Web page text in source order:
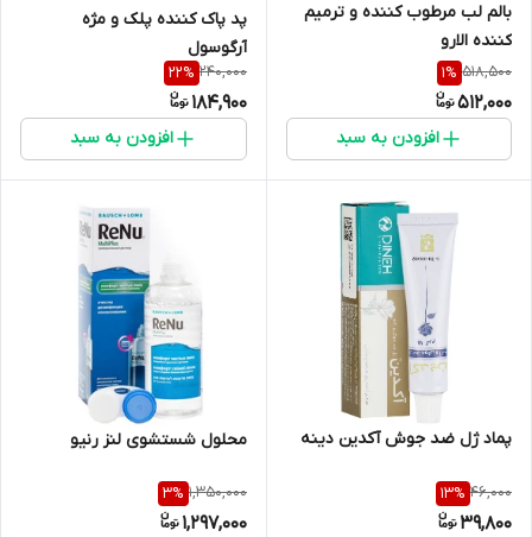
بالم لب مرطوب کننده و ترمیم
کننده الارو
518,500
1%
512,000
افزودن به سبد
پد پاک کننده پلک و مژه
آرگوسول
240,000
22%
184,900
افزودن به سبد
پماد ژل ضد جوش آکدین دینه
46,000
13%
39,800
محلول شستشوی لنز رنیو
1,350,000
3%
1,297,000